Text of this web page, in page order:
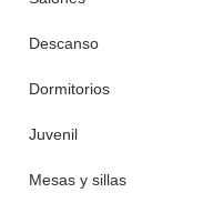
Descanso
Dormitorios
Juvenil
Mesas y sillas